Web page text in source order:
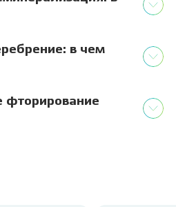
в чем
фторирование